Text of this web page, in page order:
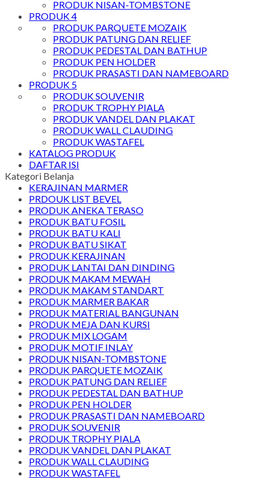
PRODUK NISAN-TOMBSTONE
PRODUK 4
PRODUK PARQUETE MOZAIK
PRODUK PATUNG DAN RELIEF
PRODUK PEDESTAL DAN BATHUP
PRODUK PEN HOLDER
PRODUK PRASASTI DAN NAMEBOARD
PRODUK 5
PRODUK SOUVENIR
PRODUK TROPHY PIALA
PRODUK VANDEL DAN PLAKAT
PRODUK WALL CLAUDING
PRODUK WASTAFEL
KATALOG PRODUK
DAFTAR ISI
Kategori Belanja
KERAJINAN MARMER
PRDOUK LIST BEVEL
PRODUK ANEKA TERASO
PRODUK BATU FOSIL
PRODUK BATU KALI
PRODUK BATU SIKAT
PRODUK KERAJINAN
PRODUK LANTAI DAN DINDING
PRODUK MAKAM MEWAH
PRODUK MAKAM STANDART
PRODUK MARMER BAKAR
PRODUK MATERIAL BANGUNAN
PRODUK MEJA DAN KURSI
PRODUK MIX LOGAM
PRODUK MOTIF INLAY
PRODUK NISAN-TOMBSTONE
PRODUK PARQUETE MOZAIK
PRODUK PATUNG DAN RELIEF
PRODUK PEDESTAL DAN BATHUP
PRODUK PEN HOLDER
PRODUK PRASASTI DAN NAMEBOARD
PRODUK SOUVENIR
PRODUK TROPHY PIALA
PRODUK VANDEL DAN PLAKAT
PRODUK WALL CLAUDING
PRODUK WASTAFEL